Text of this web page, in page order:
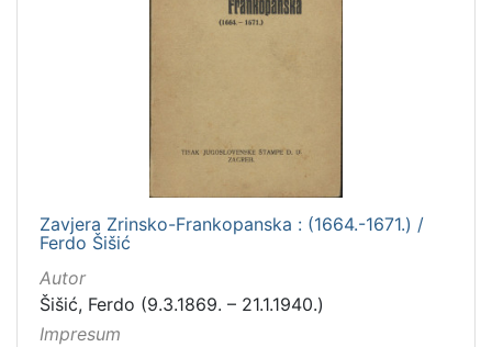
Zavjera Zrinsko-Frankopanska : (1664.-1671.) /
Ferdo Šišić
Autor
Šišić, Ferdo (9.3.1869. – 21.1.1940.)
Impresum